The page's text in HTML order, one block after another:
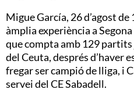
Migue García, 26 d’agost
àmplia experiència a
que compta amb 129
del Ceuta, després d’haver
fregar ser campió de lliga, i
servei del CE Sabadell.